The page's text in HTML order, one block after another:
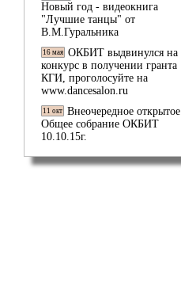
Новый год - видеокнига
"Лучшие танцы" от
В.М.Гуральника
16 мая ОКБИТ выдвинулся на
конкурс в получении гранта
КГИ, проголосуйте на
www.dancesalon.ru
11 окт Внеочередное открытое
Общее собрание ОКБИТ
10.10.15г.